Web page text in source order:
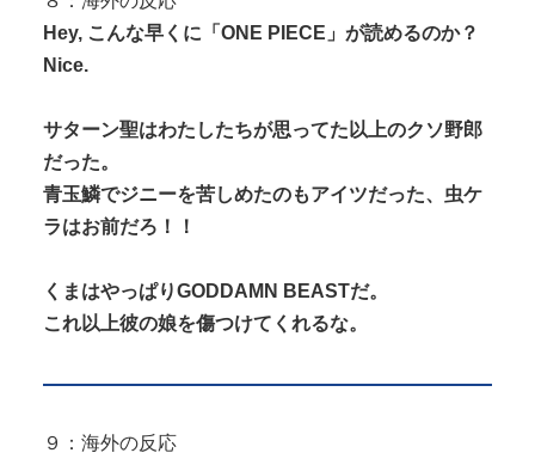
Hey, こんな早くに「ONE PIECE」が読めるのか？
Nice.
サターン聖はわたしたちが思ってた以上のクソ野郎
だった。
青玉鱗でジニーを苦しめたのもアイツだった、虫ケ
ラはお前だろ！！
くまはやっぱりGODDAMN BEASTだ。
これ以上彼の娘を傷つけてくれるな。
９：海外の反応